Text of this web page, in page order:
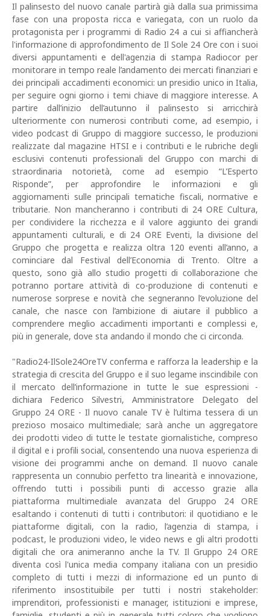
Il palinsesto del nuovo canale partirà già dalla sua primissima
fase con una proposta ricca e variegata, con un ruolo da
protagonista per i programmi di Radio 24 a cui si affiancherà
l'informazione di approfondimento de Il Sole 24 Ore con i suoi
diversi appuntamenti e dell'agenzia di stampa Radiocor per
monitorare in tempo reale l’andamento dei mercati finanziari e
dei principali accadimenti economici: un presidio unico in Italia,
per seguire ogni giorno i temi chiave di maggiore interesse. A
partire dall’inizio dell’autunno il palinsesto si arricchirà
ulteriormente con numerosi contributi come, ad esempio, i
video podcast di Gruppo di maggiore successo, le produzioni
realizzate dal magazine HTSI e i contributi e le rubriche degli
esclusivi contenuti professionali del Gruppo con marchi di
straordinaria notorietà, come ad esempio “L’Esperto
Risponde”, per approfondire le informazioni e gli
aggiornamenti sulle principali tematiche fiscali, normative e
tributarie. Non mancheranno i contributi di 24 ORE Cultura,
per condividere la ricchezza e il valore aggiunto dei grandi
appuntamenti culturali, e di 24 ORE Eventi, la divisione del
Gruppo che progetta e realizza oltra 120 eventi all’anno, a
cominciare dal Festival dell’Economia di Trento. Oltre a
questo, sono già allo studio progetti di collaborazione che
potranno portare attività di co-produzione di contenuti e
numerose sorprese e novità che segneranno l’evoluzione del
canale, che nasce con l’ambizione di aiutare il pubblico a
comprendere meglio accadimenti importanti e complessi e,
più in generale, dove sta andando il mondo che ci circonda.
"Radio24-IlSole24OreTV conferma e rafforza la leadership e la
strategia di crescita del Gruppo e il suo legame inscindibile con
il mercato dell’informazione in tutte le sue espressioni -
dichiara Federico Silvestri, Amministratore Delegato del
Gruppo 24 ORE - Il nuovo canale TV è l’ultima tessera di un
prezioso mosaico multimediale; sarà anche un aggregatore
dei prodotti video di tutte le testate giornalistiche, compreso
il digital e i profili social, consentendo una nuova esperienza di
visione dei programmi anche on demand. Il nuovo canale
rappresenta un connubio perfetto tra linearità e innovazione,
offrendo tutti i possibili punti di accesso grazie alla
piattaforma multimediale avanzata del Gruppo 24 ORE
esaltando i contenuti di tutti i contributori: il quotidiano e le
piattaforme digitali, con la radio, l’agenzia di stampa, i
podcast, le produzioni video, le video news e gli altri prodotti
digitali che ora animeranno anche la TV. Il Gruppo 24 ORE
diventa così l'unica media company italiana con un presidio
completo di tutti i mezzi di informazione ed un punto di
riferimento insostituibile per tutti i nostri stakeholder:
imprenditori, professionisti e manager, istituzioni e imprese,